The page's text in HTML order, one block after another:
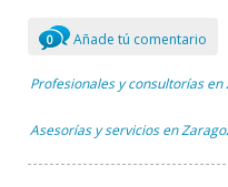
0 Añade tú comentario
Profesionales y consultorías en
Asesorías y servicios en